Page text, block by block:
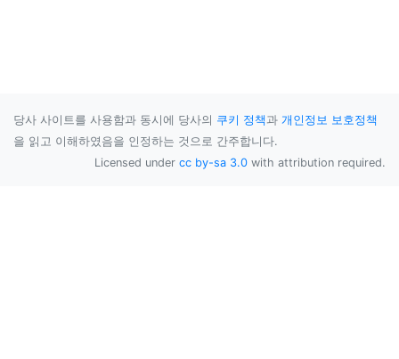
당사 사이트를 사용함과 동시에 당사의 쿠키 정책과 개인정보 보호정책
을 읽고 이해하였음을 인정하는 것으로 간주합니다.
Licensed under cc by-sa 3.0 with attribution required.